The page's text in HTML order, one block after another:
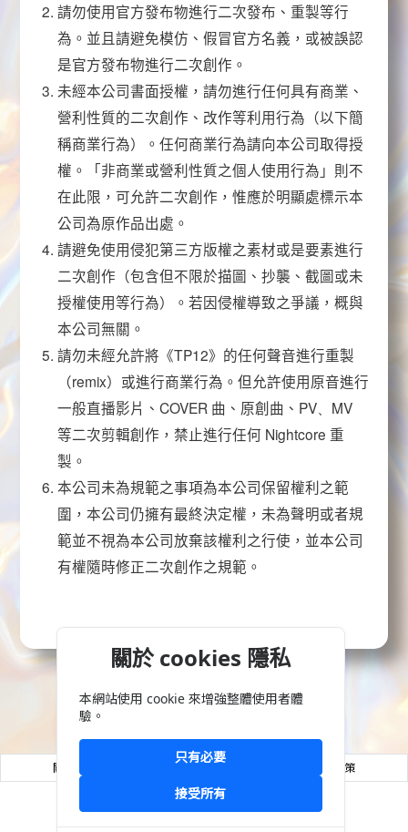
請勿使用官方發布物進行二次發布、重製等行
為。並且請避免模仿、假冒官方名義，或被誤認
是官方發布物進行二次創作。
未經本公司書面授權，請勿進行任何具有商業、
營利性質的二次創作、改作等利用行為（以下簡
稱商業行為）。任何商業行為請向本公司取得授
權。「非商業或營利性質之個人使用行為」則不
在此限，可允許二次創作，惟應於明顯處標示本
公司為原作品出處。
請避免使用侵犯第三方版權之素材或是要素進行
二次創作（包含但不限於描圖、抄襲、截圖或未
授權使用等行為）。若因侵權導致之爭議，概與
本公司無關。
請勿未經允許將《TP12》的任何聲音進行重製
（remix）或進行商業行為。但允許使用原音進行
一般直播影片、 COVER 曲、原創曲、 PV、MV
等二次剪輯創作，禁止進行任何 Nightcore 重
製。
本公司未為規範之事項為本公司保留權利之範
圍，本公司仍擁有最終決定權，未為聲明或者規
範並不視為本公司放棄該權利之行使，並本公司
有權隨時修正二次創作之規範。
關於 cookies 隱私
本網站使用 cookie 來增強整體使用者體
驗。
只有必要
接受所有
關於So-net 菁英招募 隱私權政策